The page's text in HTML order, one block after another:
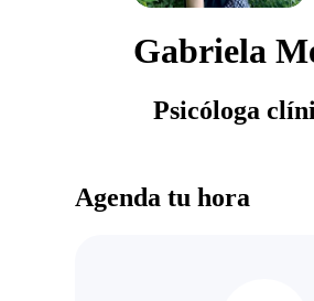
Gabriela
Psicóloga
Agenda tu hora